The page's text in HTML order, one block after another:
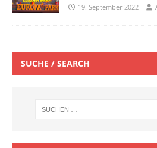
19. September 2022
SUCHE / SEARCH